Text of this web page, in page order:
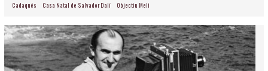
Cadaqués Casa Natal de Salvador Dalí Objectiu Meli